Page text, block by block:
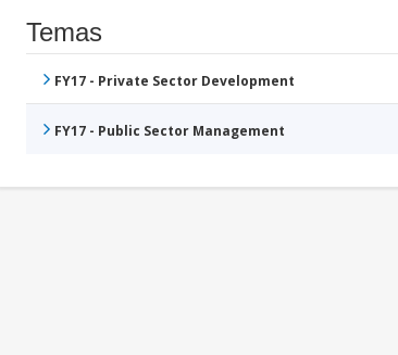
Temas
FY17 - Private Sector Development
FY17 - Public Sector Management